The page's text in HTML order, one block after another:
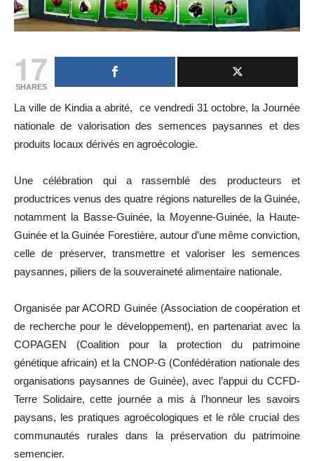
17
SHARES
La ville de Kindia a abrité, ce vendredi 31 octobre, la Journée
nationale de valorisation des semences paysannes et des
produits locaux dérivés en agroécologie.
Une célébration qui a rassemblé des producteurs et
productrices venus des quatre régions naturelles de la Guinée,
notamment la Basse-Guinée, la Moyenne-Guinée, la Haute-
Guinée et la Guinée Forestière, autour d’une même conviction,
celle de préserver, transmettre et valoriser les semences
paysannes, piliers de la souveraineté alimentaire nationale.
Organisée par ACORD Guinée (Association de coopération et
de recherche pour le développement), en partenariat avec la
COPAGEN (Coalition pour la protection du patrimoine
génétique africain) et la CNOP-G (Confédération nationale des
organisations paysannes de Guinée), avec l’appui du CCFD-
Terre Solidaire, cette journée a mis à l’honneur les savoirs
paysans, les pratiques agroécologiques et le rôle crucial des
communautés rurales dans la préservation du patrimoine
semencier.